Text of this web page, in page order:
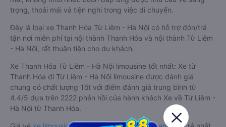
trọng, thoải mái và tiện nghi trong việc di chuyển.
Đây là loại xe Thanh Hóa Từ Liêm - Hà Nội có hỗ trợ đón/trả
tận nơi miễn phí tại nội thành Thanh Hóa và nội thành Từ Liêm
- Hà Nội, rất thuận tiện cho du khách.
Xe Thanh Hóa Từ Liêm - Hà Nội limousine tốt nhất: Xe từ
Thanh Hóa đi Từ Liêm - Hà Nội limousine được đánh giá
chung có chất lượng Tốt với điểm đánh giá trung bình từ
4.4/5 dựa trên 2222 phản hồi của hành khách Xe về Từ Liêm -
Hà Nội từ Thanh Hóa.